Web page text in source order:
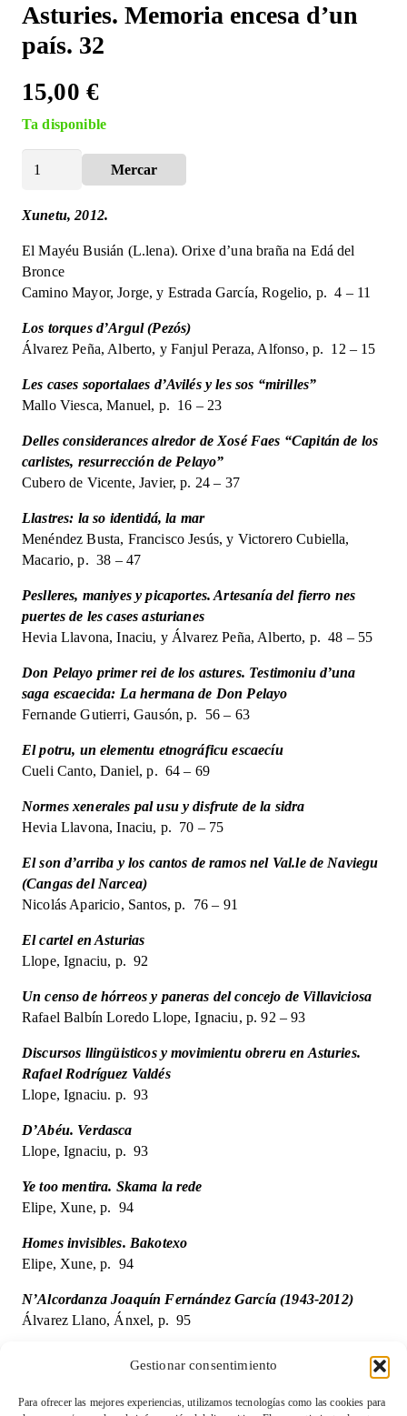
Gestionar consentimiento
Para ofrecer las mejores experiencias, utilizamos tecnologías como las cookies para
Asturies. Memoria encesa d’un
país. 32
15,00 €
Ta disponible
Memoria
d'un
país.
32
quantity
Mercar
Alternative:
Xunetu, 2012.
El Mayéu Busián (L.lena). Orixe d’una braña na Edá del
Bronce
Camino Mayor, Jorge, y Estrada García, Rogelio, p. 4 – 11
Los torques d’Argul (Pezós)
Álvarez Peña, Alberto, y Fanjul Peraza, Alfonso, p. 12 – 15
Les cases soportalaes d’Avilés y les sos “mirilles”
Mallo Viesca, Manuel, p. 16 – 23
Delles considerances alredor de Xosé Faes “Capitán de los
carlistes, resurrección de Pelayo”
Cubero de Vicente, Javier, p. 24 – 37
Llastres: la so identidá, la mar
Menéndez Busta, Francisco Jesús, y Victorero Cubiella,
Macario, p. 38 – 47
Peslleres, maniyes y picaportes. Artesanía del fierro nes
puertes de les cases asturianes
Hevia Llavona, Inaciu, y Álvarez Peña, Alberto, p. 48 – 55
Don Pelayo primer rei de los astures. Testimoniu d’una
saga escaecida: La hermana de Don Pelayo
Fernande Gutierri, Gausón, p. 56 – 63
El potru, un elementu etnográficu escaecíu
Cueli Canto, Daniel, p. 64 – 69
Normes xenerales pal usu y disfrute de la sidra
Hevia Llavona, Inaciu, p. 70 – 75
El son d’arriba y los cantos de ramos nel Val.le de Naviegu
(Cangas del Narcea)
Nicolás Aparicio, Santos, p. 76 – 91
El cartel en Asturias
Llope, Ignaciu, p. 92
Un censo de hórreos y paneras del concejo de Villaviciosa
Rafael Balbín Loredo Llope, Ignaciu, p. 92 – 93
Discursos llingüisticos y movimientu obreru en Asturies.
Rafael Rodríguez Valdés
Llope, Ignaciu. p. 93
D’Abéu. Verdasca
Llope, Ignaciu, p. 93
Ye too mentira. Skama la rede
Elipe, Xune, p. 94
Homes invisibles. Bakotexo
Elipe, Xune, p. 94
N’Alcordanza Joaquín Fernández García (1943-2012)
Álvarez Llano, Ánxel, p. 95